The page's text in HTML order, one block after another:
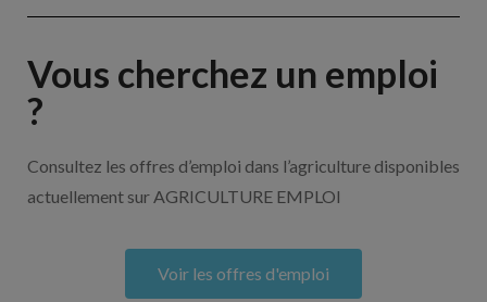
Vous cherchez un emploi
?
Consultez les offres d’emploi dans l’agriculture disponibles
actuellement sur AGRICULTURE EMPLOI
Voir les offres d'emploi